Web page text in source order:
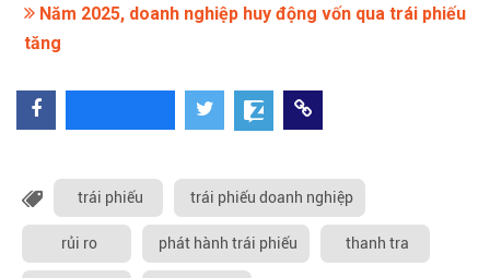
Năm 2025, doanh nghiệp huy động vốn qua trái phiếu
tăng
trái phiếu trái phiếu doanh nghiệp
rủi ro phát hành trái phiếu thanh tra